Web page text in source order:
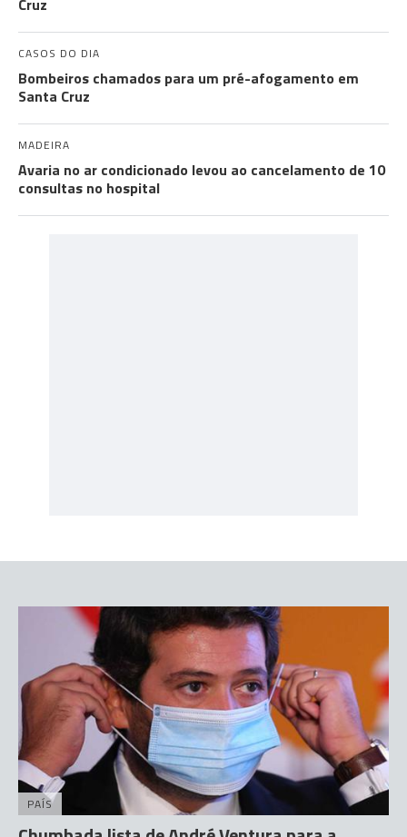
Cruz
CASOS DO DIA
Bombeiros chamados para um pré-afogamento em
Santa Cruz
MADEIRA
Avaria no ar condicionado levou ao cancelamento de 10
consultas no hospital
PAÍS